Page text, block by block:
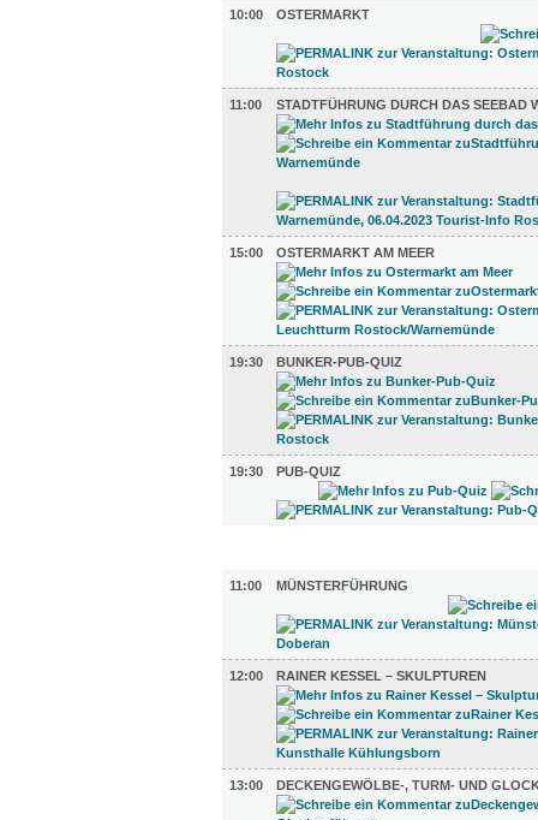
10:00
OSTERMARKT
11:00 STADTFÜHRUNG DURCH DAS SEEBAD
15:00 OSTERMARKT AM MEER
19:30 BUNKER-PUB-QUIZ
19:30 PUB-QUIZ
11:00
MÜNSTERFÜHRUNG
12:00 RAINER KESSEL – SKULPTUREN
13:00 DECKENGEWÖLBE-, TURM- UND